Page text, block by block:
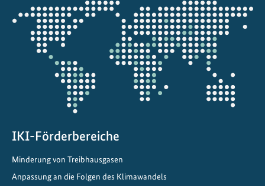
w
ä
l
t
i
g
r
Öffnet
die
Projektkarte
IKI-Förderbereiche
Minderung von Treibhausgasen
Anpassung an die Folgen des Klimawandels